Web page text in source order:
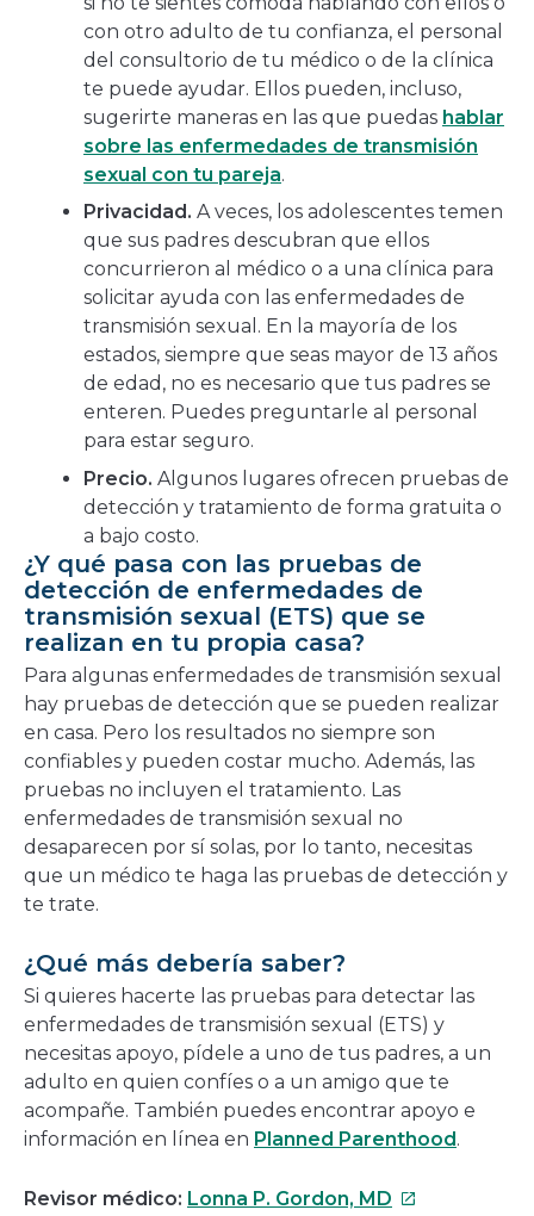
con otro adulto de tu confianza, el personal
del consultorio de tu médico o de la clínica
te puede ayudar. Ellos pueden, incluso,
sugerirte maneras en las que puedas hablar
sobre las enfermedades de transmisión
sexual con tu pareja.
Privacidad. A veces, los adolescentes temen
que sus padres descubran que ellos
concurrieron al médico o a una clínica para
solicitar ayuda con las enfermedades de
transmisión sexual. En la mayoría de los
estados, siempre que seas mayor de 13 años
de edad, no es necesario que tus padres se
enteren. Puedes preguntarle al personal
para estar seguro.
Precio. Algunos lugares ofrecen pruebas de
detección y tratamiento de forma gratuita o
a bajo costo.
¿Y qué pasa con las pruebas de
detección de enfermedades de
transmisión sexual (ETS) que se
realizan en tu propia casa?
Para algunas enfermedades de transmisión sexual
hay pruebas de detección que se pueden realizar
en casa. Pero los resultados no siempre son
confiables y pueden costar mucho. Además, las
pruebas no incluyen el tratamiento. Las
enfermedades de transmisión sexual no
desaparecen por sí solas, por lo tanto, necesitas
que un médico te haga las pruebas de detección y
te trate.
¿Qué más debería saber?
Si quieres hacerte las pruebas para detectar las
enfermedades de transmisión sexual (ETS) y
necesitas apoyo, pídele a uno de tus padres, a un
adulto en quien confíes o a un amigo que te
acompañe. También puedes encontrar apoyo e
información en línea en Planned Parenthood.
Revisor médico: Lonna P. Gordon, MD Este